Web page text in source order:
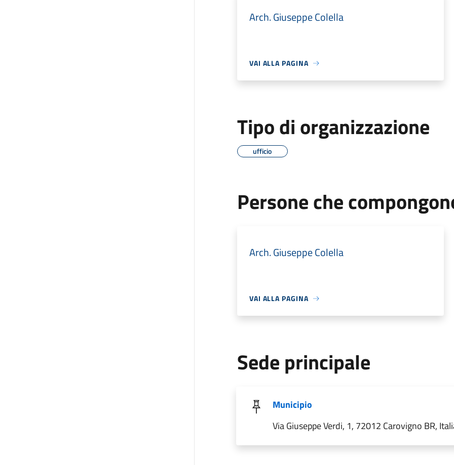
Arch. Giuseppe Colella
VAI ALLA PAGINA
Tipo di organizzazione
ufficio
Persone che
Arch. Giuseppe Colella
VAI ALLA PAGINA
Sede principale
Municipio
Via Giuseppe Verdi, 1, 72012 Carovigno BR,